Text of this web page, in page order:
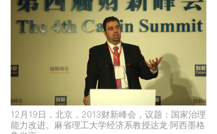
12月19日，北京，2013财新峰会，议题：国家治理
能力改进。麻省理工大学经济系教授达龙·阿西墨格